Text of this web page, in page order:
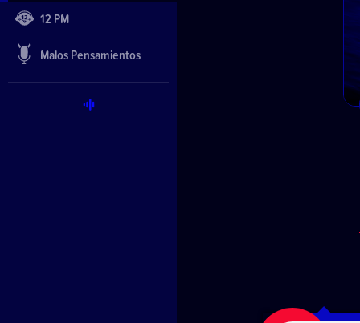
12 PM
Malos Pensamientos